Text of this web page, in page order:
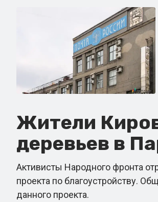
Жители
деревьев в
Активисты Народного фронта
проекта по благоустройству.
данного проекта.